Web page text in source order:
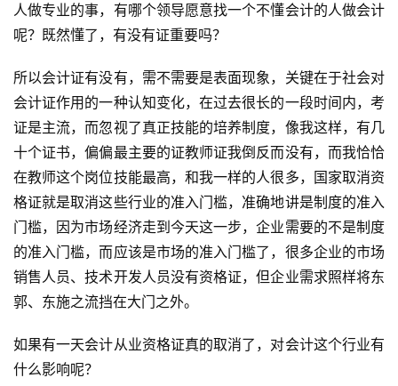
人做专业的事，有哪个领导愿意找一个不懂会计的人做会计
呢？既然懂了，有没有证重要吗？
所以会计证有没有，需不需要是表面现象，关键在于社会对
会计证作用的一种认知变化，在过去很长的一段时间内，考
证是主流，而忽视了真正技能的培养制度，像我这样，有几
十个证书，偏偏最主要的证教师证我倒反而没有，而我恰恰
在教师这个岗位技能最高，和我一样的人很多，国家取消资
格证就是取消这些行业的准入门槛，准确地讲是制度的准入
门槛，因为市场经济走到今天这一步，企业需要的不是制度
的准入门槛，而应该是市场的准入门槛了，很多企业的市场
销售人员、技术开发人员没有资格证，但企业需求照样将东
郭、东施之流挡在大门之外。
如果有一天会计从业资格证真的取消了，对会计这个行业有
什么影响呢？